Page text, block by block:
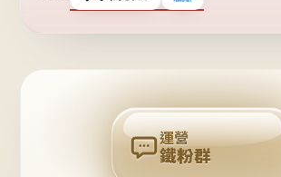
❤
粉
回
購
運營
鐵粉群